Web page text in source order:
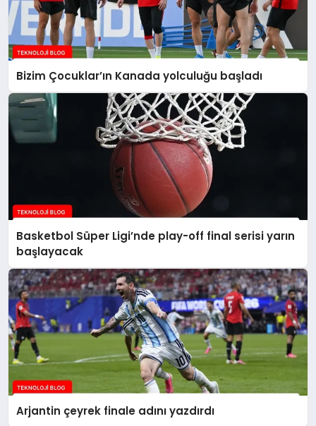
Bizim Çocuklar’ın Kanada yolculuğu başladı
Basketbol Süper Ligi’nde play-off final serisi yarın
başlayacak
Arjantin çeyrek finale adını yazdırdı